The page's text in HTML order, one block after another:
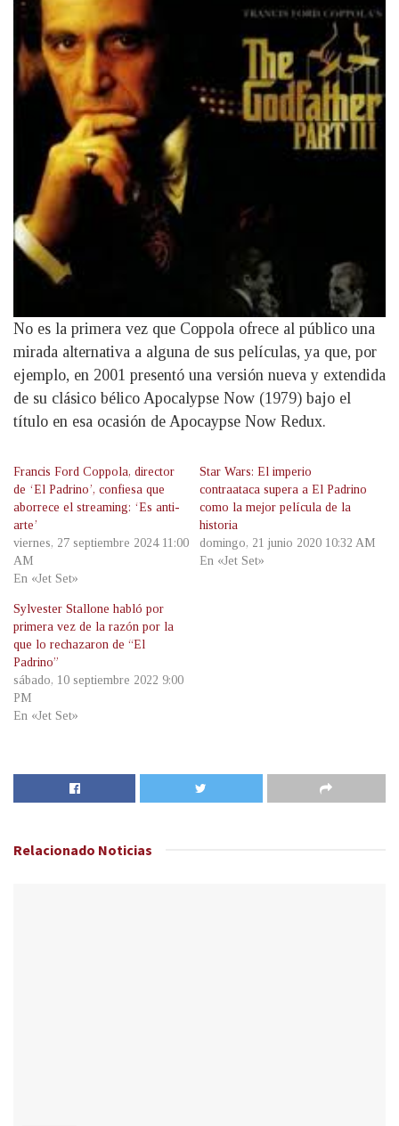
No es la primera vez que Coppola ofrece al público una
mirada alternativa a alguna de sus películas, ya que, por
ejemplo, en 2001 presentó una versión nueva y extendida
de su clásico bélico Apocalypse Now (1979) bajo el
título en esa ocasión de Apocaypse Now Redux.
Francis Ford Coppola, director
de ‘El Padrino’, confiesa que
aborrece el streaming: ‘Es anti-
arte’
viernes, 27 septiembre 2024 11:00
AM
En «Jet Set»
Star Wars: El imperio
contraataca supera a El Padrino
como la mejor película de la
historia
domingo, 21 junio 2020 10:32 AM
En «Jet Set»
Sylvester Stallone habló por
primera vez de la razón por la
que lo rechazaron de “El
Padrino”
sábado, 10 septiembre 2022 9:00
PM
En «Jet Set»
Relacionado Noticias